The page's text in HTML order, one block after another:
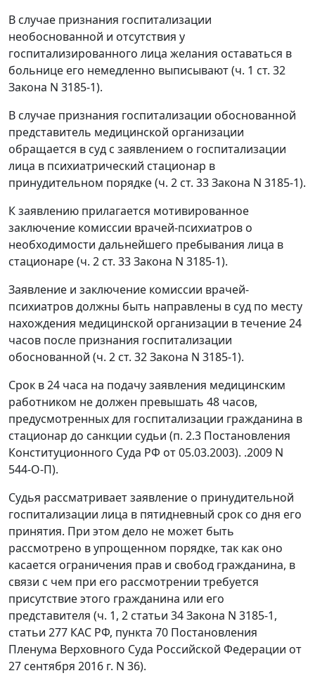
В случае признания госпитализации
необоснованной и отсутствия у
госпитализированного лица желания оставаться в
больнице его немедленно выписывают (ч. 1 ст. 32
Закона N 3185-1).
В случае признания госпитализации обоснованной
представитель медицинской организации
обращается в суд с заявлением о госпитализации
лица в психиатрический стационар в
принудительном порядке (ч. 2 ст. 33 Закона N 3185-1).
К заявлению прилагается мотивированное
заключение комиссии врачей-психиатров о
необходимости дальнейшего пребывания лица в
стационаре (ч. 2 ст. 33 Закона N 3185-1).
Заявление и заключение комиссии врачей-
психиатров должны быть направлены в суд по месту
нахождения медицинской организации в течение 24
часов после признания госпитализации
обоснованной (ч. 2 ст. 32 Закона N 3185-1).
Срок в 24 часа на подачу заявления медицинским
работником не должен превышать 48 часов,
предусмотренных для госпитализации гражданина в
стационар до санкции судьи (п. 2.3 Постановления
Конституционного Суда РФ от 05.03.2003). .2009 N
544-О-П).
Судья рассматривает заявление о принудительной
госпитализации лица в пятидневный срок со дня его
принятия. При этом дело не может быть
рассмотрено в упрощенном порядке, так как оно
касается ограничения прав и свобод гражданина, в
связи с чем при его рассмотрении требуется
присутствие этого гражданина или его
представителя (ч. 1, 2 статьи 34 Закона N 3185-1,
статьи 277 КАС РФ, пункта 70 Постановления
Пленума Верховного Суда Российской Федерации от
27 сентября 2016 г. N 36).